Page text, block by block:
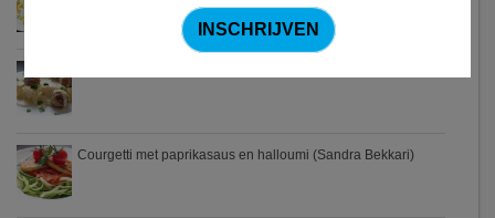
Courgetti met paprikasaus en halloumi (Sandra Bekkari)